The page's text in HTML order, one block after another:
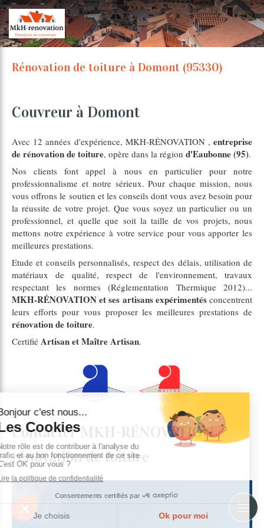
Rénovation de toiture à Domont (95330)
Couvreur à Domont
Avec 12 années d'expérience, MKH-RÉNOVATION , entreprise
de rénovation de toiture, opère dans la région d'Eaubonne (95).
Nos clients font appel à nous en particulier pour notre
professionnalisme et notre sérieux. Pour chaque mission, nous
vous offrons le soutien et les conseils dont vous avez besoin pour
la réussite de votre projet. Que vous soyez un particulier ou un
professionnel, et quelle que soit la taille de vos projets, nous
mettons notre expérience à votre service pour vous apporter les
meilleures prestations.
Etude et conseils personnalisés, respect des délais, utilisation de
matériaux de qualité, respect de l'environnement, travaux
respectant les normes (Réglementation Thermique 2012)...
MKH-RÉNOVATION et ses artisans expérimentésconcentrent
leurs efforts pour vous proposer les meilleures prestations de
rénovation de toiture.
Certifié Artisan et Maître Artisan.
Contacter MKH-RÉNOVATION ,
rénovation de toiture